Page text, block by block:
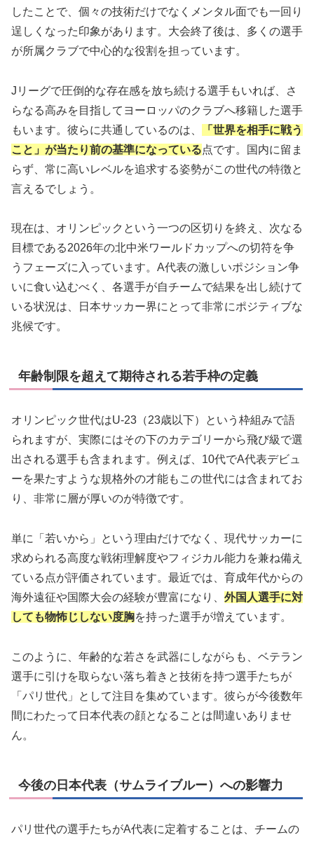
したことで、個々の技術だけでなくメンタル面でも一回り
逞しくなった印象があります。大会終了後は、多くの選手
が所属クラブで中心的な役割を担っています。
Jリーグで圧倒的な存在感を放ち続ける選手もいれば、さ
らなる高みを目指してヨーロッパのクラブへ移籍した選手
もいます。彼らに共通しているのは、
「世界を相手に戦う
こと」が当たり前の基準になっている点です。国内に留ま
らず、常に高いレベルを追求する姿勢がこの世代の特徴と
言えるでしょう。
現在は、オリンピックという一つの区切りを終え、次なる
目標である2026年の北中米ワールドカップへの切符を争
うフェーズに入っています。A代表の激しいポジション争
いに食い込むべく、各選手が自チームで結果を出し続けて
いる状況は、日本サッカー界にとって非常にポジティブな
兆候です。
年齢制限を超えて期待される若手枠の定義
オリンピック世代はU-23（23歳以下）という枠組みで語
られますが、実際にはその下のカテゴリーから飛び級で選
出される選手も含まれます。例えば、10代でA代表デビュ
ーを果たすような規格外の才能もこの世代には含まれてお
り、非常に層が厚いのが特徴です。
単に「若いから」という理由だけでなく、現代サッカーに
求められる高度な戦術理解度やフィジカル能力を兼ね備え
ている点が評価されています。最近では、育成年代からの
海外遠征や国際大会の経験が豊富になり、 外国人選手に対
しても物怖じしない度胸を持った選手が増えています。
このように、年齢的な若さを武器にしながらも、ベテラン
選手に引けを取らない落ち着きと技術を持つ選手たちが
「パリ世代」として注目を集めています。彼らが今後数年
間にわたって日本代表の顔となることは間違いありませ
ん。
今後の日本代表（サムライブルー）への影響力
パリ世代の選手たちがA代表に定着することは、チームの